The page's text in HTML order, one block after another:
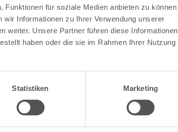
für soziale Medien anbieten zu können
Informationen zu Ihrer Verwendung unserer
weiter. Unsere Partner führen diese Informationen
haben oder die sie im Rahmen Ihrer Nutzung
Statistiken Marketing